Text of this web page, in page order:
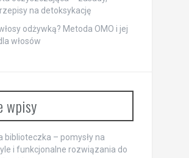
na detoksykację
odżywką? Metoda OMO i jej
włosów
wpisy
biblioteczka – pomysły na
i funkcjonalne rozwiązania do